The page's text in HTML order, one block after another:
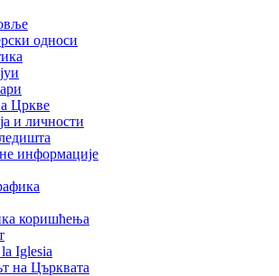
односи
Цркве
и личности
информације
коришћења
Iglesia
на Църквата